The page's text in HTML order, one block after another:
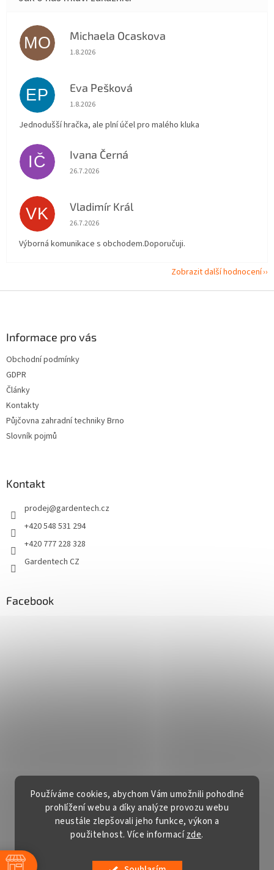
Používáme cookies, abychom Vám umožnili pohodlné
prohlížení webu a díky analýze provozu webu
neustále zlepšovali jeho funkce, výkon a
použitelnost. Více informacízde.
MO Michaela Ocaskova
Hodnocení obchodu je 5 z 5 hvězdiček.
1.8.2026
EP Eva Pešková
Hodnocení obchodu je 5 z 5 hvězdiček.
1.8.2026
Jednodušší hračka, ale plní účel pro malého kluka
IČ Ivana Černá
Hodnocení obchodu je 5 z 5 hvězdiček.
26.7.2026
VK Vladimír Král
Hodnocení obchodu je 5 z 5 hvězdiček.
26.7.2026
Výborná komunikace s obchodem.Doporučuji.
Zobrazit další hodnocení
Informace pro vás
Obchodní podmínky
GDPR
Články
Kontakty
Půjčovna zahradní techniky Brno
Slovník pojmů
Kontakt
prodej@gardentech.cz
+420 548 531 294
+420 777 228 328
Gardentech CZ
Facebook
Vytvořil Shoptet